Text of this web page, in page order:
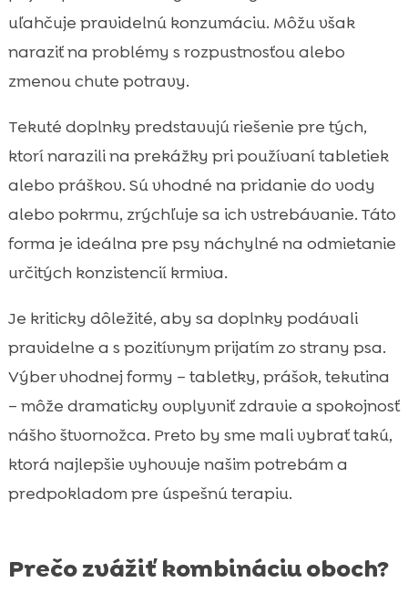
uľahčuje pravidelnú konzumáciu. Môžu však
naraziť na problémy s rozpustnosťou alebo
zmenou chute potravy.
Tekuté doplnky predstavujú riešenie pre tých,
ktorí narazili na prekážky pri používaní tabletiek
alebo práškov. Sú vhodné na pridanie do vody
alebo pokrmu, zrýchľuje sa ich vstrebávanie. Táto
forma je ideálna pre psy náchylné na odmietanie
určitých konzistencií krmiva.
Je kriticky dôležité, aby sa doplnky podávali
pravidelne a s pozitívnym prijatím zo strany psa.
Výber vhodnej formy – tabletky, prášok, tekutina
– môže dramaticky ovplyvniť zdravie a spokojnosť
nášho štvornožca. Preto by sme mali vybrať takú,
ktorá najlepšie vyhovuje našim potrebám a
predpokladom pre úspešnú terapiu.
Prečo zvážiť kombináciu oboch?